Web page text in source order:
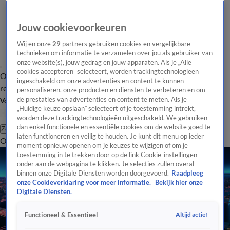
Overzicht Laatste nieuws Regionieuws Het beste van Hart
Tip de
redactie
Volg Hart van Nederland
Zoeken
OverzichtRegioUitzendingenWeerTip de redactiePanelVideo's
Jouw cookievoorkeuren
Wij en onze29 partners gebruiken cookies en vergelijkbare
technieken om informatie te verzamelen over jou als gebruiker van
onze website(s), jouw gedrag en jouw apparaten. Als je „Alle
cookies accepteren” selecteert, worden trackingtechnologieën
ingeschakeld om onze advertenties en content te kunnen
personaliseren, onze producten en diensten te verbeteren en om
de prestaties van advertenties en content te meten. Als je
„Huidige keuze opslaan” selecteert of je toestemming intrekt,
worden deze trackingtechnologieën uitgeschakeld. We gebruiken
dan enkel functionele en essentiële cookies om de website goed te
laten functioneren en veilig te houden. Je kunt dit menu op ieder
moment opnieuw openen om je keuzes te wijzigen of om je
toestemming in te trekken door op de link Cookie-instellingen
onder aan de webpagina te klikken. Je selecties zullen overal
binnen onze Digitale Diensten worden doorgevoerd. Raadpleeg
onze Cookieverklaring voor meer informatie.
Bekijk hier onze
Digitale Diensten.
Functioneel & Essentieel Altijd actief